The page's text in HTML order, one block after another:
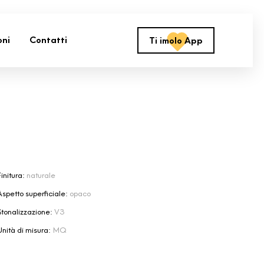
Contatti Ti imolo App
naturale
superficiale: opaco
V3
di misura: MQ